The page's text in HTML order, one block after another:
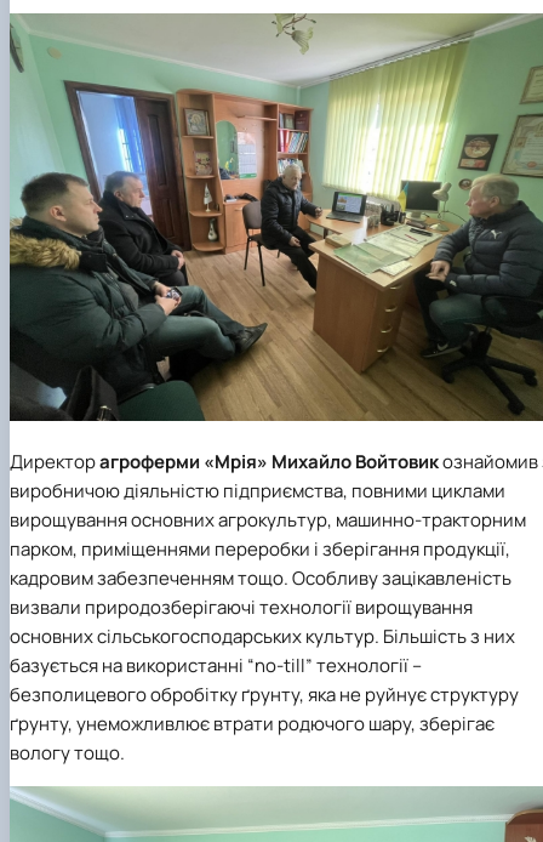
СЕРГА Петро Грирорович (18.06.1999 -
17.04.2024 р.), студент 2-го курсу 2024 рі…
СОЛОВЙОВ Сергій Олександрович
(08.06.1983 - 27.09.2022 р.), випускник 2017
року.
СОРОКА Олександр Григорович
03.07.2023 р.), випускник 2019 року.
СТЕПАНОВ Віталій Анатолійович
- 20.05.2022 р.), випускник 1999 року.
ТЕРЕЩЕНКО Ростислав Віталійович
- 28.12.2023 р.), студент 2 курсу з…
ТУШАКОВСЬКИЙ Борис Олександрович
(02.05.1981 - 02.02.2025 р.), випускник 2003 р…
ШЕВЧЕНКО Володимир В’ячеславович
(30.06.1965 - 03.2022 р.), випускник 1992 року.
ШИНКАРЬОВ Олексій Сергійович
- 25.08.2023 р.), випускник 2016 року.
ЯРЕМА Микола Юрійович (13.12.1973 -
18.12.2022 р.), випускник 1996 року.
Директорагроферми «Мрія» Михайло Войтовикознайомив
виробничою діяльністю підприємства, повними циклами
вирощування основних агрокультур, машинно-тракторним
парком, приміщеннями переробки і зберігання продукції,
кадровим забезпеченням тощо. Особливу зацікавленість
визвали природозберігаючі технології вирощування
основних сільськогосподарських культур. Більшість з них
базується на використанні “no-till” технології –
безполицевого обробітку ґрунту, яка не руйнує структуру
ґрунту, унеможливлює втрати родючого шару, зберігає
вологу тощо.